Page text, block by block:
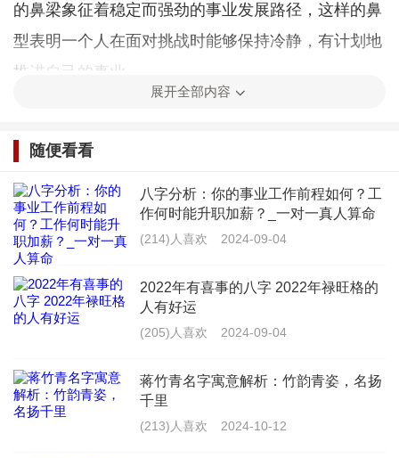
的鼻梁象征着稳定而强劲的事业发展路径，这样的鼻
型表明一个人在面对挑战时能够保持冷静，有计划地
推进自己的事业。
和表达能力，厚实的嘴唇通常意味着此人善于表达自
己的想法，能够有效地与他人沟通，在商业谈判或日
常交流中，这种能力是非常重要的。
下巴圆润
力，圆润的下巴通常表示此人具有坚韧不拔的精神，
能够在逆境中坚持下去，这种性格特质对于任何希望
耳朵大小适中：耳朵的大小在面相学中与一个人
的学习能力和接受新事物的速度有关，适中的耳朵大
展开全部内容
随便看看
八字分析：你的事业工作前程如何？工
作何时能升职加薪？_一对一真人算命
(214)人喜欢 2024-09-04
2022年有喜事的八字 2022年禄旺格的
人有好运
(205)人喜欢 2024-09-04
蒋竹青名字寓意解析：竹韵青姿，名扬
千里
(213)人喜欢 2024-10-12